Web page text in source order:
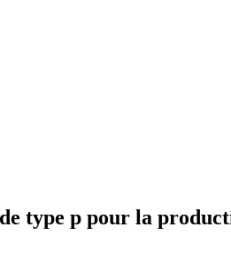
type p pour la